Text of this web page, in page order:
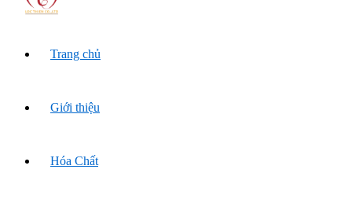
Trang chủ
Giới thiệu
Hóa Chất